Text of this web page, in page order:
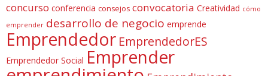
concurso conferencia consejos convocatoria Creatividad cómo
emprender desarrollo de negocio emprende
Emprendedor EmprendedorES
Emprendedor Social Emprender